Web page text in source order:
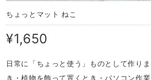
ちょっとマット ねこ
¥1,650
日常に「ちょっと使う」ものとして作り
き・植物を飾って置くとき・パソコン作